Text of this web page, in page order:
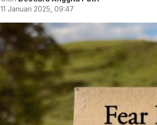
11 Januari 2025, 09:47